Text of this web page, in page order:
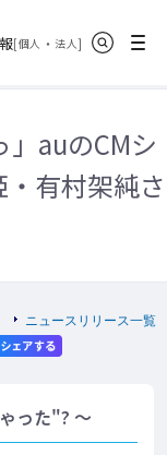
[個人 ・ 法人新規ウィンドウ
]
ぐや姫・有村架純さん
」auのCMシ
有村架純さ
ニュースリリース一覧
った"? ～